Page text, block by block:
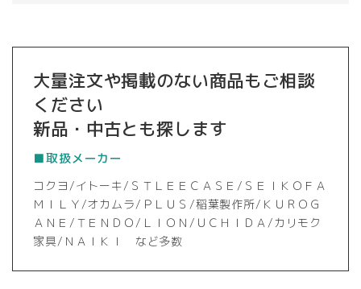
大量注文や掲載のない商品もご相談
ください
新品・中古とも探します
■取扱メーカー
コクヨ/イトーキ/ＳＴＬＥＥＣＡＳＥ/ＳＥＩＫＯＦＡ
ＭＩＬＹ/オカムラ/ＰＬＵＳ/稲葉製作所/ＫＵＲＯＧ
ＡＮＥ/ＴＥＮＤＯ/ＬＩＯＮ/ＵＣＨＩＤＡ/カリモク
家具/ＮＡＩＫＩ など多数